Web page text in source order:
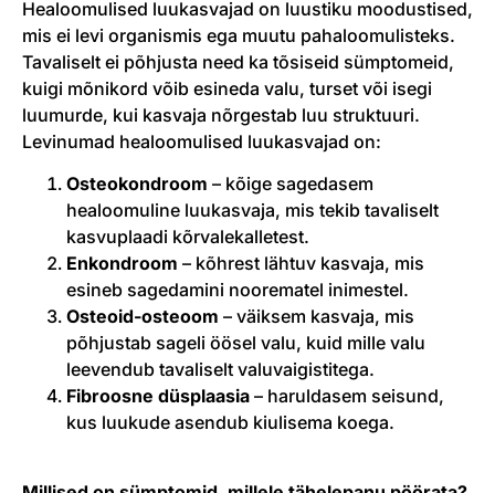
Healoomulised luukasvajad on luustiku moodustised,
mis ei levi organismis ega muutu pahaloomulisteks.
Tavaliselt ei põhjusta need ka tõsiseid sümptomeid,
kuigi mõnikord võib esineda valu, turset või isegi
luumurde, kui kasvaja nõrgestab luu struktuuri.
Levinumad healoomulised luukasvajad on:
Osteokondroom – kõige sagedasem
healoomuline luukasvaja, mis tekib tavaliselt
kasvuplaadi kõrvalekalletest.
Enkondroom – kõhrest lähtuv kasvaja, mis
esineb sagedamini noorematel inimestel.
Osteoid-osteoom – väiksem kasvaja, mis
põhjustab sageli öösel valu, kuid mille valu
leevendub tavaliselt valuvaigistitega.
Fibroosne düsplaasia – haruldasem seisund,
kus luukude asendub kiulisema koega.